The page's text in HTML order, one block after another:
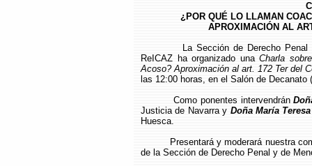
¿POR QUÉ LO LLAMAN
APROXIMACIÓN AL
La Sección de Derecho
ReICAZ ha organizado unaCharla
Acoso? Aproximación al art. 172 Ter del
las 12:00 horas, en el Salón de Decanato
Como ponentes intervendrán
Justicia de Navarra y Doña María
Huesca.
Presentará y moderará nuestra
de la Sección de Derecho Penal y de